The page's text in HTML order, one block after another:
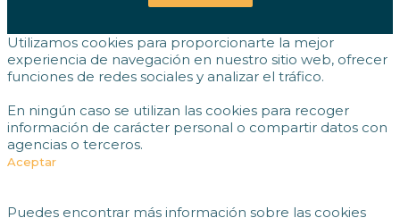
Utilizamos cookies para proporcionarte la mejor
experiencia de navegación en nuestro sitio web, ofrecer
funciones de redes sociales y analizar el tráfico.
En ningún caso se utilizan las cookies para recoger
información de carácter personal o compartir datos con
agencias o terceros.
Aceptar
Puedes encontrar más información sobre las cookies